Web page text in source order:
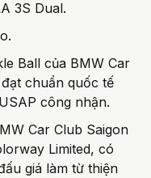
3S Dual.
Ball của BMW Car
chuẩn quốc tế
công nhận.
Car Club Saigon
Limited, có
giá làm từ thiện